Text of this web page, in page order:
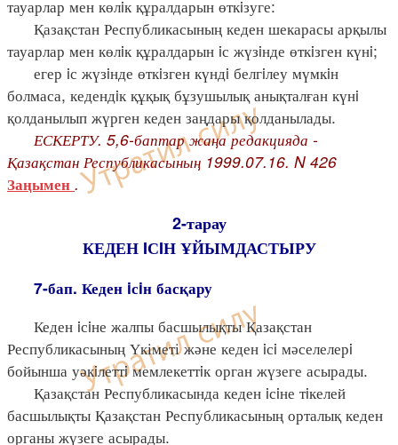
тауарлар мен көлiк құралдарын өткiзуге:
Қазақстан Республикасының кеден шекарасы арқылы
тауарлар мен көлiк құралдарын iс жүзiнде өткiзген күнi;
егер iс жүзiнде өткiзген күндi белгiлеу мүмкiн
болмаса, кедендiк құқық бұзушылық анықталған күнi
қолданылып жүрген кеден заңдары қолданылады.
ЕСКЕРТУ. 5,6-баптар жаңа редакцияда -
Қазақстан Республикасының 1999.07.16. N 426
Заңымен .
2-тарау
КЕДЕН IСIН ҰЙЫМДАСТЫРУ
7-бап. Кеден iсiн басқару
Кеден iсiне жалпы басшылықты Қазақстан
Республикасының Үкіметі және кеден iсi мәселелерi
бойынша уәкiлеттi мемлекеттiк орган жүзеге асырады.
Қазақстан Республикасында кеден iсiне тiкелей
басшылықты Қазақстан Республикасының орталық кеден
органы жүзеге асырады.